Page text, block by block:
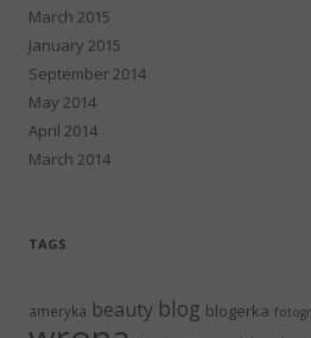
March 2015
January 2015
September 2014
May 2014
April 2014
March 2014
TAGS
ameryka beauty blog blogerka